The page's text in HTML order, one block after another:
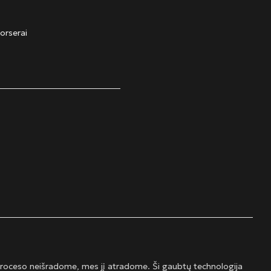
neišradome, mes jį atradome. Ši gaubtų technologija